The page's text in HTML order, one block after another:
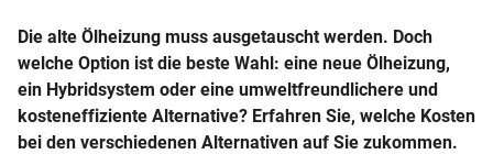
Die alte Ölheizung muss ausgetauscht werden. Doch
welche Option ist die beste Wahl: eine neue Ölheizung,
ein Hybridsystem oder eine umweltfreundlichere und
kosteneffiziente Alternative? Erfahren Sie, welche Kosten
bei den verschiedenen Alternativen auf Sie zukommen.